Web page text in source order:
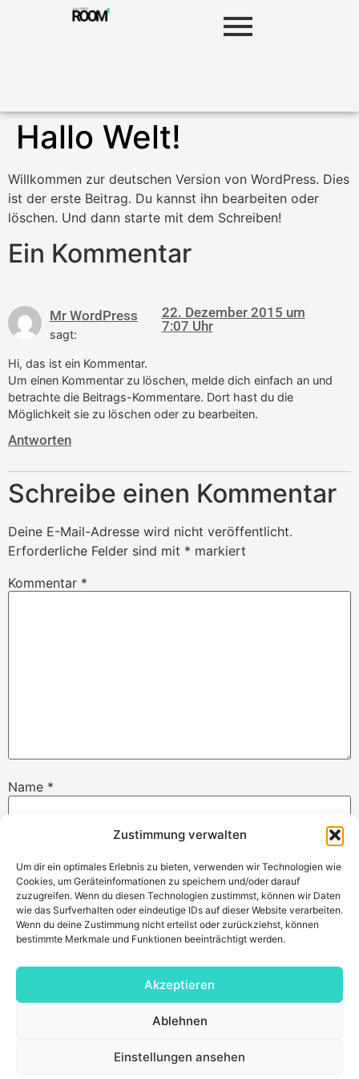
Zustimmung verwalten
Um dir ein optimales Erlebnis zu bieten, verwenden wir Technologien wie
Cookies, um Geräteinformationen zu speichern und/oder darauf
zuzugreifen. Wenn du diesen Technologien zustimmst, können wir Daten
wie das Surfverhalten oder eindeutige IDs auf dieser Website verarbeiten.
Wenn du deine Zustimmung nicht erteilst oder zurückziehst, können
bestimmte Merkmale und Funktionen beeinträchtigt werden.
Akzeptieren
Ablehnen
Einstellungen ansehen
Hallo Welt!
Willkommen zur deutschen Version von WordPress. Dies
ist der erste Beitrag. Du kannst ihn bearbeiten oder
löschen. Und dann starte mit dem Schreiben!
Ein Kommentar
Mr WordPress
sagt:
22. Dezember 2015 um
7:07 Uhr
Hi, das ist ein Kommentar.
Um einen Kommentar zu löschen, melde dich einfach an und
betrachte die Beitrags-Kommentare. Dort hast du die
Möglichkeit sie zu löschen oder zu bearbeiten.
Antworten
Schreibe einen Kommentar
Deine E-Mail-Adresse wird nicht veröffentlicht.
Erforderliche Felder sind mit * markiert
Kommentar *
Name *
Website